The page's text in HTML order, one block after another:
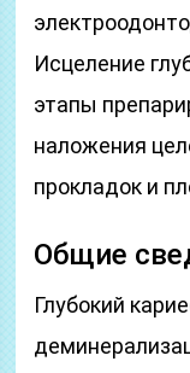
Исцеление
этапы
наложения
прокладок и
Общие
Глубокий